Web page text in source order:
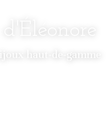
haut-de-gamme